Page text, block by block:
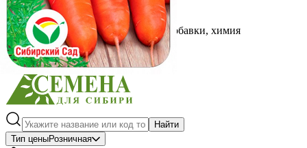
Консервирование
Средства защиты, удобрения, добавки, химия
Обустройство сада, декор
Найти
Тип ценыРозничная